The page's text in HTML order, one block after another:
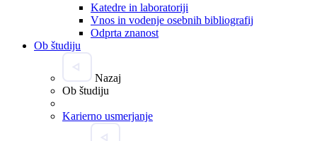
Katedre in laboratoriji
Vnos in vodenje osebnih bibliografij
Odprta znanost
Ob študiju
Nazaj
Ob študiju
Karierno usmerjanje